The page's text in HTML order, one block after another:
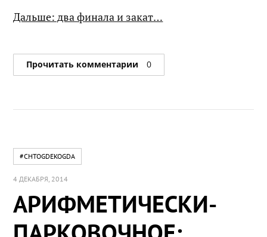
Дальше: два финала и закат…
Прочитать комментарии 0
#CHTOGDEKOGDA
4 ДЕКАБРЯ, 2014
АРИФМЕТИЧЕСКИ-